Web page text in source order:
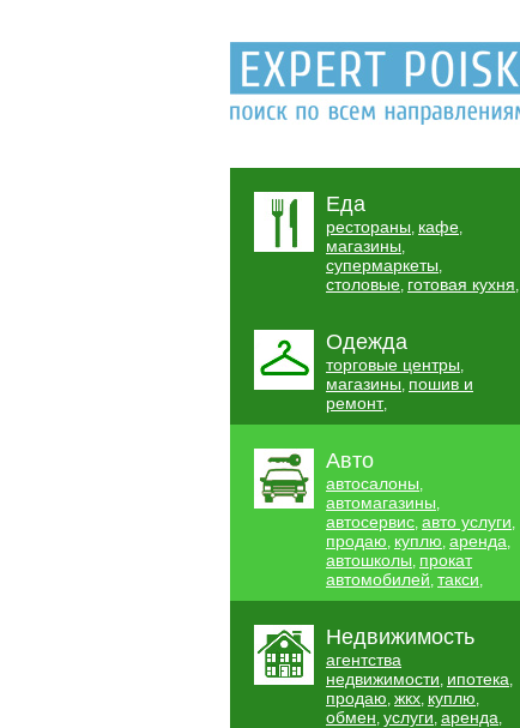
Еда
рестораны, кафе,
магазины,
супермаркеты,
столовые, готовая кухня,
Одежда
торговые центры,
магазины, пошив и
ремонт,
Авто
автосалоны,
автомагазины,
автосервис, авто услуги,
продаю, куплю, аренда,
автошколы, прокат
автомобилей, такси,
Недвижимость
агентства
недвижимости, ипотека,
продаю, жкх, куплю,
обмен, услуги, аренда,